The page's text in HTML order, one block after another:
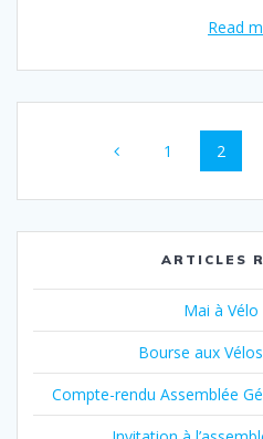
Read
navigation
Page
1 Page
2
ARTICLES
Mai à Vélo
Bourse aux
Compte-rendu Assemblée